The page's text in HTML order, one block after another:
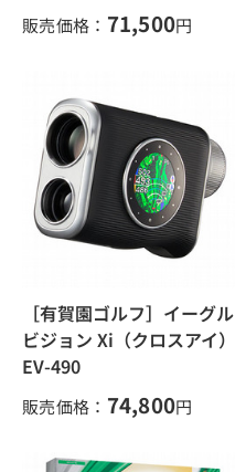
販売価格： 71,500円
［有賀園ゴルフ］イーグル
ビジョン Xi（クロスアイ）
EV-490
販売価格： 74,800円